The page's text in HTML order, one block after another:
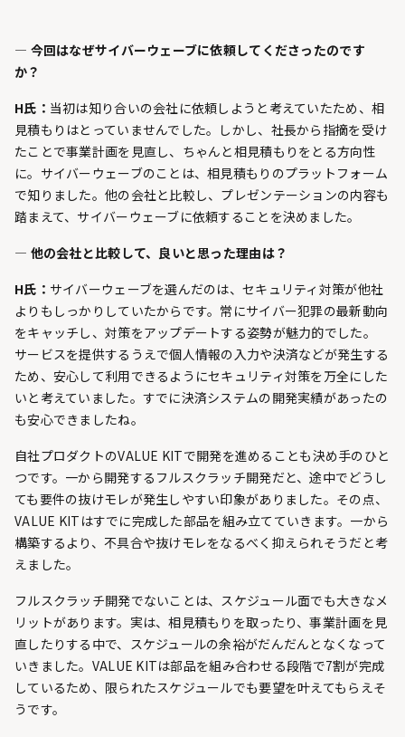
— 今回はなぜサイバーウェーブに依頼してくださったのです
か？
H氏： 当初は知り合いの会社に依頼しようと考えていたため、相
見積もりはとっていませんでした。しかし、社長から指摘を受け
たことで事業計画を見直し、ちゃんと相見積もりをとる方向性
に。サイバーウェーブのことは、相見積もりのプラットフォーム
で知りました。他の会社と比較し、プレゼンテーションの内容も
踏まえて、サイバーウェーブに依頼することを決めました。
— 他の会社と比較して、良いと思った理由は？
H氏： サイバーウェーブを選んだのは、セキュリティ対策が他社
よりもしっかりしていたからです。常にサイバー犯罪の最新動向
をキャッチし、対策をアップデートする姿勢が魅力的でした。
サービスを提供するうえで個人情報の入力や決済などが発生する
ため、安心して利用できるようにセキュリティ対策を万全にした
いと考えていました。すでに決済システムの開発実績があったの
も安心できましたね。
自社プロダクトのVALUE KITで開発を進めることも決め手のひと
つです。一から開発するフルスクラッチ開発だと、途中でどうし
ても要件の抜けモレが発生しやすい印象がありました。その点、
VALUE KITはすでに完成した部品を組み立てていきます。一から
構築するより、不具合や抜けモレをなるべく抑えられそうだと考
えました。
フルスクラッチ開発でないことは、スケジュール面でも大きなメ
リットがあります。実は、相見積もりを取ったり、事業計画を見
直したりする中で、スケジュールの余裕がだんだんとなくなって
いきました。VALUE KITは部品を組み合わせる段階で7割が完成
しているため、限られたスケジュールでも要望を叶えてもらえそ
うです。